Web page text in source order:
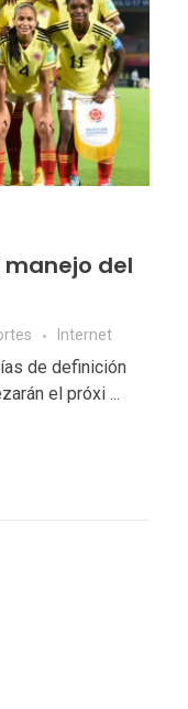
del
Internet
de definición
el próxi ...